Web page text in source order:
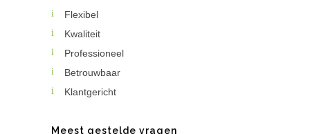
Flexibel
Kwaliteit
Professioneel
Betrouwbaar
Klantgericht
Meest gestelde vragen